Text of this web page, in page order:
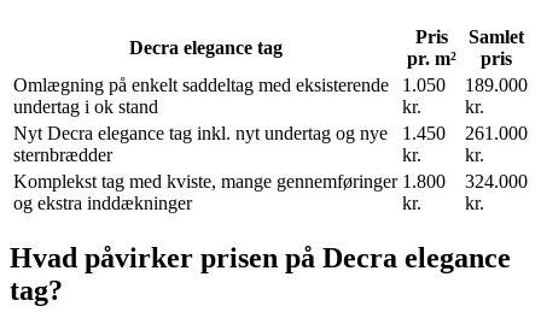
Decra elegance tag
Pris
pr. m²
Samlet
pris
Omlægning på enkelt saddeltag med eksisterende
undertag i ok stand
1.050
kr.
189.000
kr.
Nyt Decra elegance tag inkl. nyt undertag og nye
sternbrædder
1.450
kr.
261.000
kr.
Komplekst tag med kviste, mange gennemføringer
og ekstra inddækninger
1.800
kr.
324.000
kr.
Hvad påvirker prisen på Decra elegance
tag?